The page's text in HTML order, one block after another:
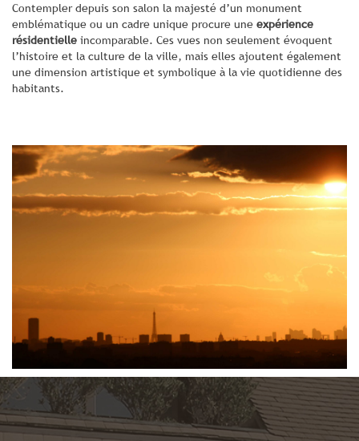
Contempler depuis son salon la majesté d’un monument
emblématique ou un cadre unique procure une expérience
résidentielle incomparable. Ces vues non seulement évoquent
l’histoire et la culture de la ville, mais elles ajoutent également
une dimension artistique et symbolique à la vie quotidienne des
habitants.